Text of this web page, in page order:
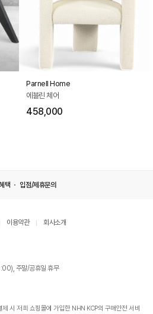
Parnell Home
에블린 체어
458,000
택 입점/제휴문의
이용약관 회사소개
주말/공휴일 휴무
딩 (대표이사 : 문인식)
시 저희 쇼핑몰에 가입한 NHN KCP의 구매안전 서비